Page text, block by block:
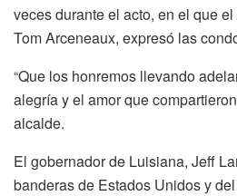
veces durante el acto, en el que
Tom Arceneaux, expresó las
“Que los honremos llevando
alegría y el amor que
alcalde.
El gobernador de Luisiana, Jeff
banderas de Estados Unidos y